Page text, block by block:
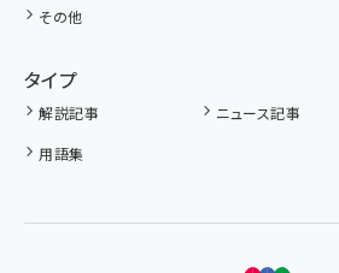
その他
タイプ
解説記事 ニュース記事
用語集